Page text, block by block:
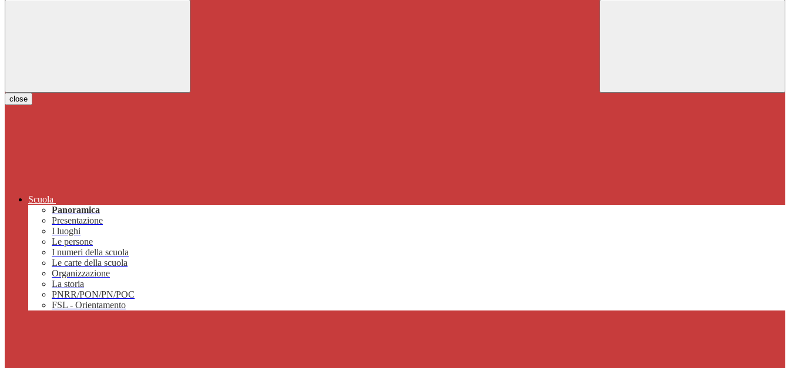
close
Scuola
Panoramica
Presentazione
I luoghi
Le persone
I numeri della scuola
Le carte della scuola
Organizzazione
La storia
PNRR/PON/PN/POC
FSL - Orientamento